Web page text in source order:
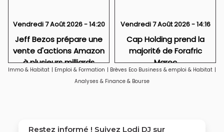
Vendredi 7 Août 2026 - 14:20
Jeff Bezos prépare une
vente d'actions Amazon
à plusieurs milliards
Vendredi 7 Août 2026 - 14:16
Cap Holding prend la
majorité de Forafric
Maroc
Immo & Habitat | Emploi & Formation | Brèves Eco Business & emploi & Habitat |
Analyses & Finance & Bourse
Restez informé ! Suivez Lodj DJ sur